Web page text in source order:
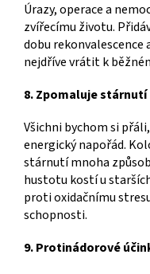
Úrazy, operace a
zvířecímu životu.
dobu rekonvalescence
nejdříve vrátit k
8. Zpomaluje stárnutí
Všichni bychom si
energický napořád.
stárnutí mnoha
hustotu kostí u
proti oxidačnímu
schopnosti.
9. Protinádorové